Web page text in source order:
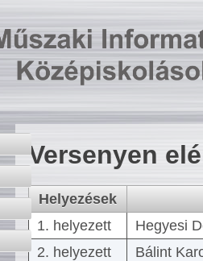
Versenyen
Helyezések
1. helyezett
Hegyesi
2. helyezett
Bálint